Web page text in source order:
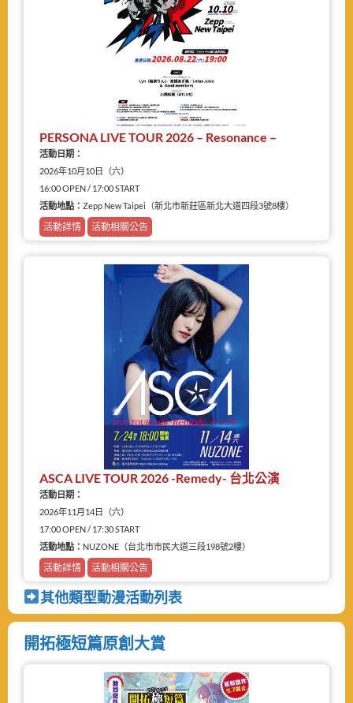
PERSONA LIVE TOUR 2026 – Resonance –
活動日期：
2026年10月10日（六）
16:00 OPEN / 17:00 START
活動地點： Zepp New Taipei（新北市新莊區新北大道四段3號8樓）
活動詳情 活動相關公告
ASCA LIVE TOUR 2026 -Remedy- 台北公演
活動日期：
2026年11月14日（六）
17:00 OPEN / 17:30 START
活動地點： NUZONE（台北市市民大道三段198號2樓）
活動詳情 活動相關公告
其他類型動漫活動列表
開拓極短篇原創大賞